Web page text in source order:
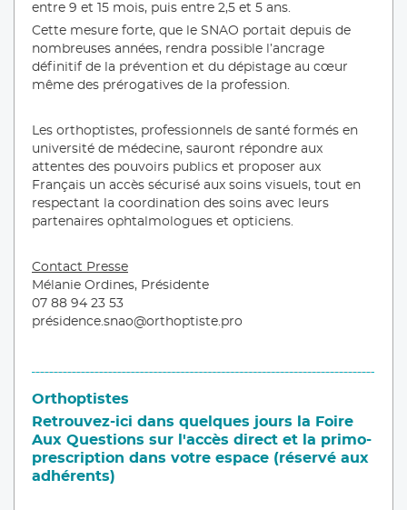
entre 9 et 15 mois, puis entre 2,5 et 5 ans.
Cette mesure forte, que le SNAO portait depuis de
nombreuses années, rendra possible l’ancrage
définitif de la prévention et du dépistage au cœur
même des prérogatives de la profession.
Les orthoptistes, professionnels de santé formés en
université de médecine, sauront répondre aux
attentes des pouvoirs publics et proposer aux
Français un accès sécurisé aux soins visuels, tout en
respectant la coordination des soins avec leurs
partenaires ophtalmologues et opticiens.
Contact Presse
Mélanie Ordines, Présidente
07 88 94 23 53
présidence.snao@orthoptiste.pro
Orthoptistes
Retrouvez-ici dans quelques jours la Foire
Aux Questions sur l'accès direct et la primo-
prescription dans votre espace (réservé aux
adhérents)